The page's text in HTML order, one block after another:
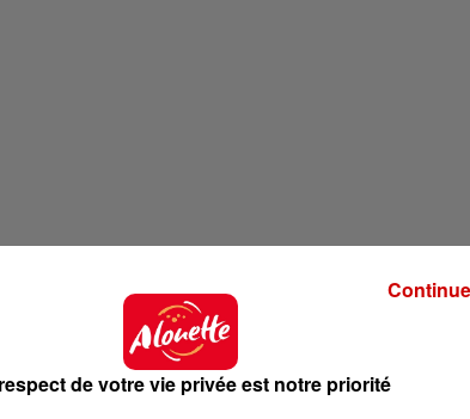
de votre vie privée est notre priorité